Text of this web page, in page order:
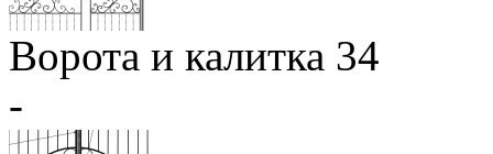
Ворота и калитка 34
-